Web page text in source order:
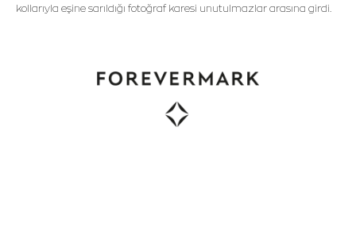
kollarıyla eşine sarıldığı fotoğraf karesi unutulmazlar arasına girdi.